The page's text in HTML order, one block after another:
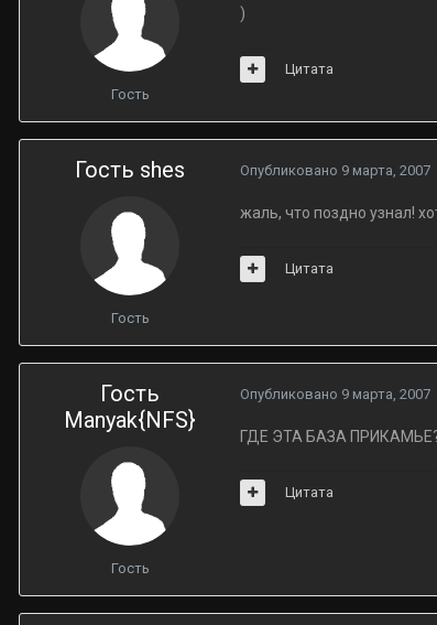
Гость
)
Цитата
Гость shes
Гость
Опубликовано 9 марта, 2007
жаль, что поздно узнал!
Цитата
Гость
Manyak{NFS}
Гость
Опубликовано 9 марта, 2007
ГДЕ ЭТА БАЗА
Цитата